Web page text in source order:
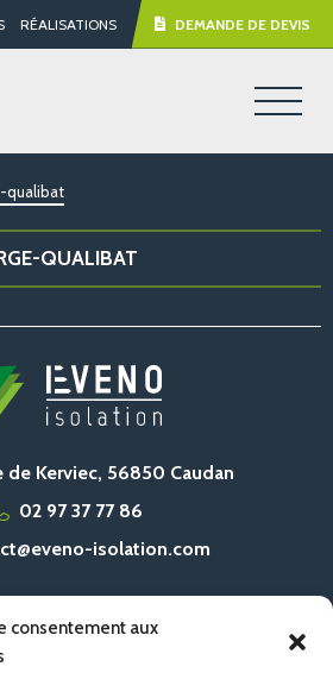
consentement aux
RÉALISATIONS DEMANDE DE DEVIS
qualibat
QUALIBAT
de Kerviec, 56850 Caudan
02 97 37 77 86
isolation.com
ACCUEIL